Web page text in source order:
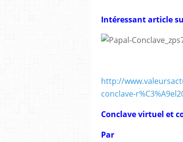
Intéressant article
http://
conclave-
Conclave virtuel et
Par